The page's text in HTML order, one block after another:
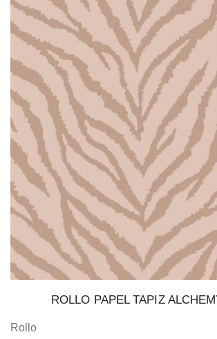
ROLLO PAPEL TAPIZ
Rollo